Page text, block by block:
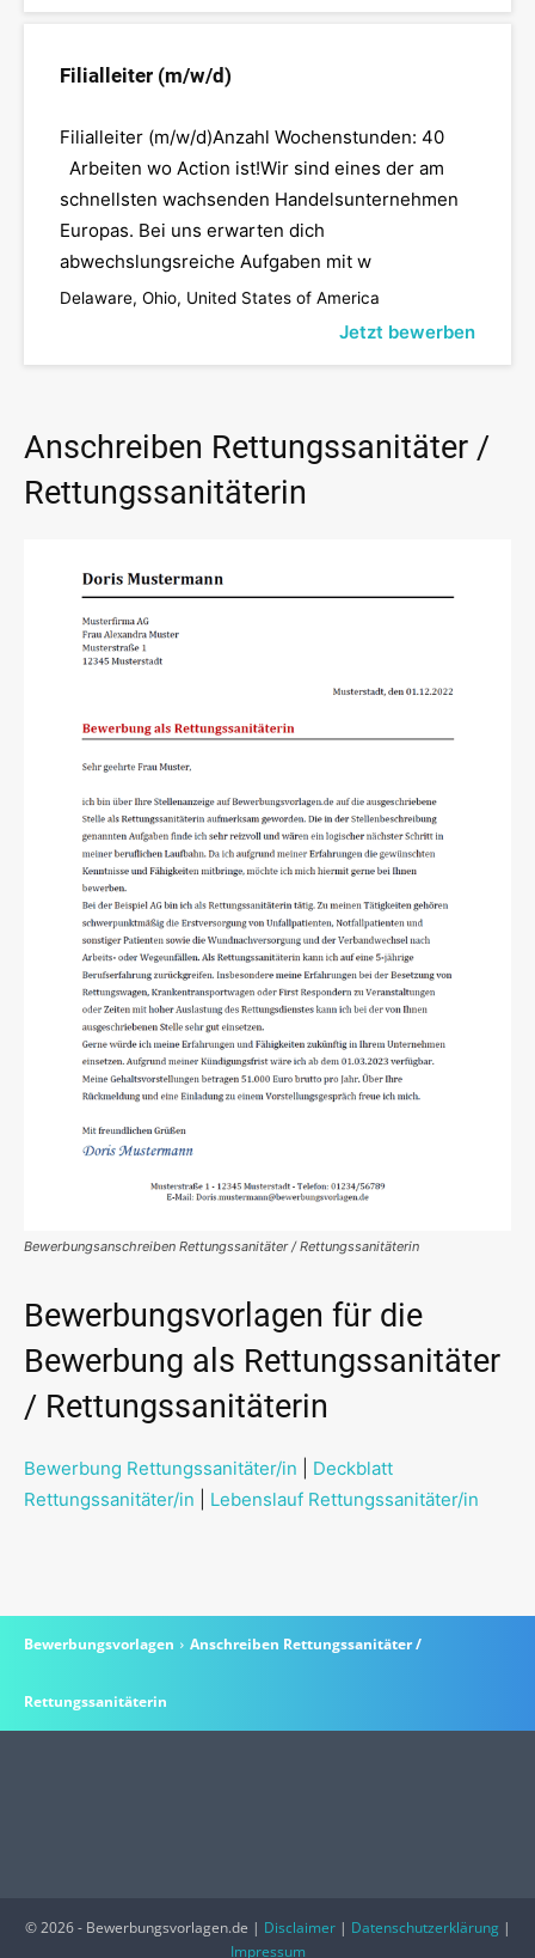
Filialleiter (m/w/d)
Filialleiter (m/w/d)Anzahl Wochenstunden: 40
Arbeiten wo Action ist!Wir sind eines der am
schnellsten wachsenden Handelsunternehmen
Europas. Bei uns erwarten dich
abwechslungsreiche Aufgaben mit w
Delaware, Ohio, United States of America
Jetzt bewerben
Anschreiben Rettungssanitäter /
Rettungssanitäterin
Bewerbungsanschreiben Rettungssanitäter / Rettungssanitäterin
Bewerbungsvorlagen für die
Bewerbung als Rettungssanitäter
/ Rettungssanitäterin
Bewerbung Rettungssanitäter/in
Deckblatt
Rettungssanitäter/in
Lebenslauf Rettungssanitäter/in
Bewerbungsvorlagen Anschreiben Rettungssanitäter /
Rettungssanitäterin
© 2026 - Bewerbungsvorlagen.de | Disclaimer| Datenschutzerklärung |
Impressum